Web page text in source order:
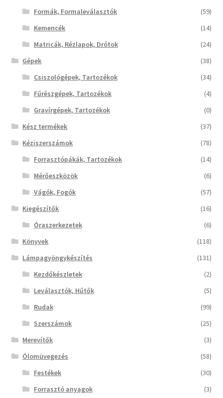
Formák, Formaleválasztók
(59)
Kemencék
(14)
Matricák, Rézlapok, Drótok
(24)
Gépek
(38)
Csiszológépek, Tartozékok
(34)
Fűrészgépek, Tartozékok
(4)
Gravírgépek, Tartozékok
(0)
Kész termékek
(37)
Kéziszerszámok
(78)
Forrasztópákák, Tartozékok
(14)
Mérőeszközök
(6)
Vágók, Fogók
(57)
Kiegészítők
(16)
Óraszerkezetek
(6)
Könyvek
(118)
Lámpagyöngykészítés
(131)
Kezdőkészletek
(2)
Leválasztók, Hűtők
(5)
Rudak
(99)
Szerszámok
(25)
Merevítők
(3)
Ólomüvegezés
(58)
Festékek
(30)
Forrasztó anyagok
(3)